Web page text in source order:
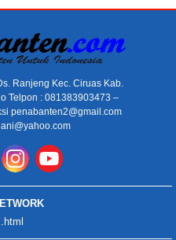
Ranjeng Kec. Ciruas Kab.
Telpon : 081383903473 –
penabanten2@gmail.com